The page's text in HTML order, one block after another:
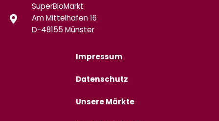
SuperBioMarkt
Am Mittelhafen 16
D-48155 Münster
Impressum
Datenschutz
Unsere Märkte